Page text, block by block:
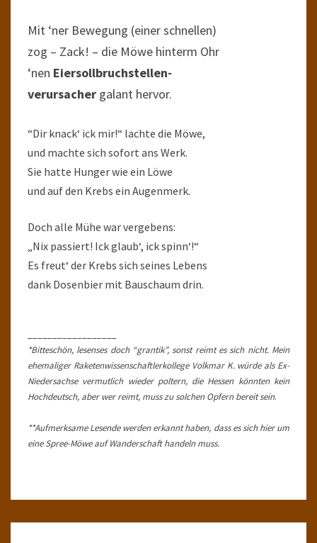
Mit ‘ner Bewegung (einer schnellen)
zog – Zack! – die Möwe hinterm Ohr
‘nen Eiersollbruchstellen-
verursacher galant hervor.
“Dir knack‘ ick mir!“ lachte die Möwe,
und machte sich sofort ans Werk.
Sie hatte Hunger wie ein Löwe
und auf den Krebs ein Augenmerk.
Doch alle Mühe war vergebens:
„Nix passiert! Ick glaub‘, ick spinn‘!“
Es freut‘ der Krebs sich seines Lebens
dank Dosenbier mit Bauschaum drin.
*Bitteschön, lesenses doch “grantik”, sonst reimt es sich nicht. Mein
ehemaliger Raketenwissenschaftlerkollege Volkmar K. würde als Ex-
Niedersachse vermutlich wieder poltern, die Hessen könnten kein
Hochdeutsch, aber wer reimt, muss zu solchen Opfern bereit sein.
**Aufmerksame Lesende werden erkannt haben, dass es sich hier um
eine Spree-Möwe auf Wanderschaft handeln muss.